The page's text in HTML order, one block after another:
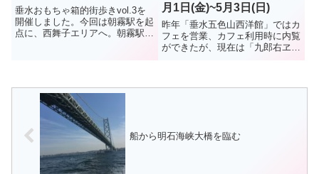
垂水おもちゃ箱的街歩きvol.3を
開催しました。今回は朝霧駅を起
点に、西舞子エリアへ。朝霧駅か
りてGOOD2TERRAC...
月1日(金)~5月3日(日)
昨年「垂水五色山西洋館」ではカ
フェを営業、カフェ利用時に内覧
ができたが、現在は「九郎右ヱ門
船から明石海峡大橋を臨む